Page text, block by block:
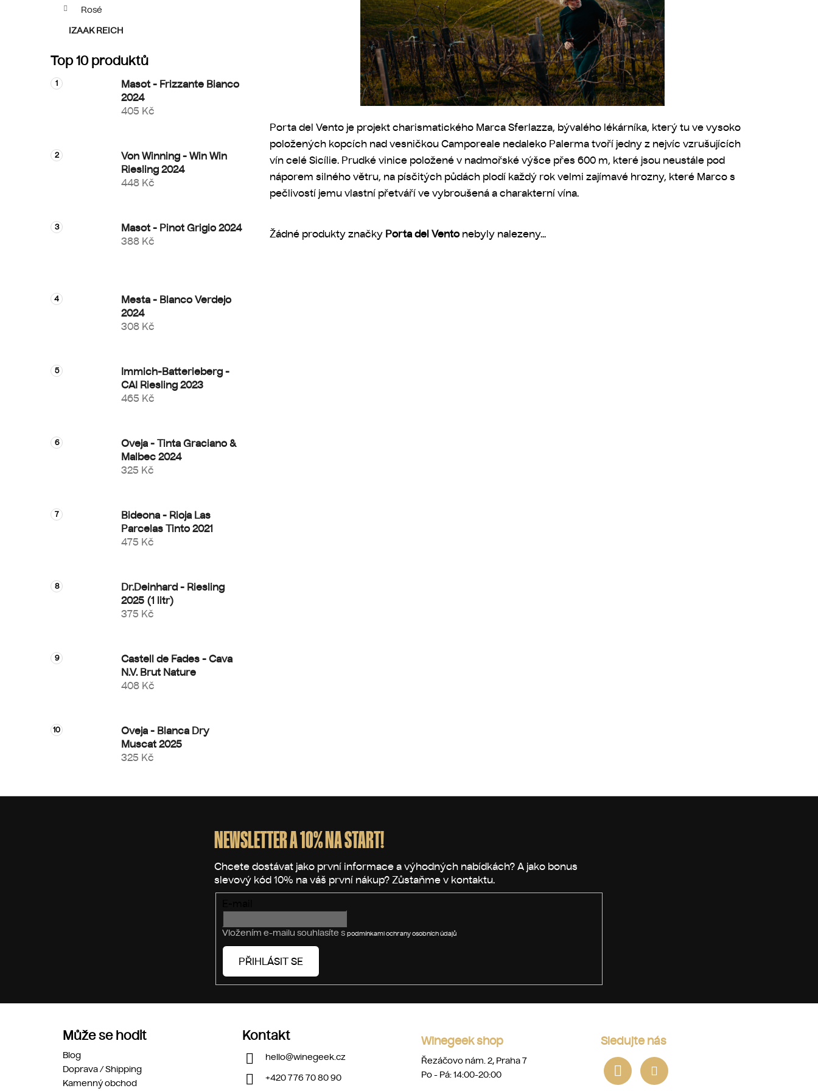
e
Rosé
IZAAK REICH
Top 10 produktů
Masot - Frizzante Bianco
2024
405 Kč
Von Winning - Win Win
Riesling 2024
448 Kč
Masot - Pinot Grigio 2024
388 Kč
Mesta - Blanco Verdejo
2024
308 Kč
Immich-Batterieberg -
CAI Riesling 2023
465 Kč
Oveja - Tinta Graciano &
Malbec 2024
325 Kč
Bideona - Rioja Las
Parcelas Tinto 2021
475 Kč
Dr.Deinhard - Riesling
2025 (1 litr)
375 Kč
Castell de Fades - Cava
N.V. Brut Nature
408 Kč
Oveja - Blanca Dry
Muscat 2025
325 Kč
Porta del Vento je projekt charismatického Marca Sferlazza, bývalého lékárníka, který tu ve vysoko
položených kopcích nad vesničkou Camporeale nedaleko Palerma tvoří jedny z nejvíc vzrušujících
vín celé Sicílie. Prudké vinice položené v nadmořské výšce přes 600 m, které jsou neustále pod
náporem silného větru, na písčitých půdách plodí každý rok velmi zajímavé hrozny, které Marco s
pečlivostí jemu vlastní přetváří ve vybroušená a charakterní vína.
Žádné produkty značky Porta del Ventonebyly nalezeny...
NEWSLETTER A 10% NA START!
Vložením e-mailu souhlasíte s podmínkami ochrany osobních údajů
PŘIHLÁSIT SE
Může se hodit
Blog
Doprava / Shipping
Kamenný obchod
Kontakt
hello@winegeek.cz
+420 776 70 80 90
Winegeek shop
Řezáčovo nám. 2, Praha 7
Po - Pá: 14:00-20:00
Sledujte nás